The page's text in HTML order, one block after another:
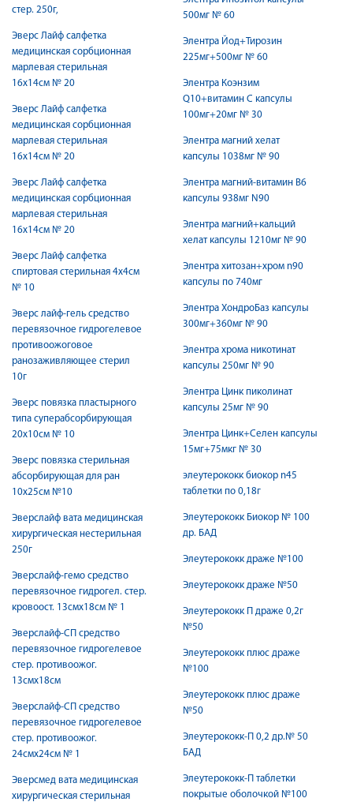
стер. 250г,
Эверс Лайф салфетка
медицинская сорбционная
марлевая стерильная
16х14см № 20
Эверс Лайф салфетка
медицинская сорбционная
марлевая стерильная
16х14см № 20
Эверс Лайф салфетка
медицинская сорбционная
марлевая стерильная
16х14см № 20
Эверс Лайф салфетка
спиртовая стерильная 4х4см
№ 10
Эверс лайф-гель средство
перевязочное гидрогелевое
противоожоговое
ранозаживляющее стерил
10г
Эверс повязка пластырного
типа суперабсорбирующая
20х10см № 10
Эверс повязка стерильная
абсорбирующая для ран
10х25см №10
Эверслайф вата медицинская
хирургическая нестерильная
250г
Эверслайф-гемо средство
перевязочное гидрогел. стер.
кровоост. 13смх18см № 1
Эверслайф-СП средство
перевязочное гидрогелевое
стер. противоожог.
13смх18см
Эверслайф-СП средство
перевязочное гидрогелевое
стер. противоожог.
24смх24см № 1
Эверсмед вата медицинская
хирургическая стерильная
500мг № 60
Элентра Йод+Тирозин
225мг+500мг № 60
Элентра Коэнзим
Q10+витамин C капсулы
100мг+20мг № 30
Элентра магний хелат
капсулы 1038мг № 90
Элентра магний-витамин В6
капсулы 938мг N90
Элентра магний+кальций
хелат капсулы 1210мг № 90
Элентра хитозан+хром n90
капсулы по 740мг
Элентра ХондроБаз капсулы
300мг+360мг № 90
Элентра хрома никотинат
капсулы 250мг № 90
Элентра Цинк пиколинат
капсулы 25мг № 90
Элентра Цинк+Селен капсулы
15мг+75мкг № 30
элеутерококк биокор n45
таблетки по 0,18г
Элеутерококк Биокор № 100
др. БАД
Элеутерококк драже №100
Элеутерококк драже №50
Элеутерококк П драже 0,2г
№50
Элеутерококк плюс драже
№100
Элеутерококк плюс драже
№50
Элеутерококк-П 0,2 др.№ 50
БАД
Элеутерококк-П таблетки
покрытые оболочкой №100